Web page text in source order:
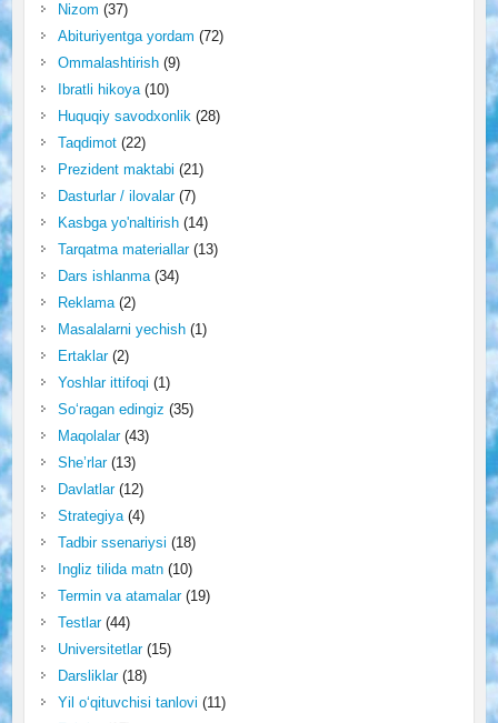
Nizom (37)
Abituriyentga yordam (72)
Ommalashtirish(9)
Ibratli hikoya(10)
Huquqiy savodxonlik(28)
Taqdimot(22)
Prezident maktabi (21)
Dasturlar / ilovalar(7)
Kasbga yo'naltirish(14)
Tarqatma materiallar(13)
Dars ishlanma(34)
Reklama(2)
Masalalarni yechish(1)
Ertaklar(2)
Yoshlar ittifoqi (1)
So‘ragan edingiz (35)
Maqolalar(43)
She’rlar(13)
Davlatlar(12)
Strategiya(4)
Tadbir ssenariysi (18)
Ingliz tilida matn(10)
Termin va atamalar(19)
Testlar(44)
Universitetlar(15)
Darsliklar(18)
Yil o‘qituvchisi tanlovi (11)